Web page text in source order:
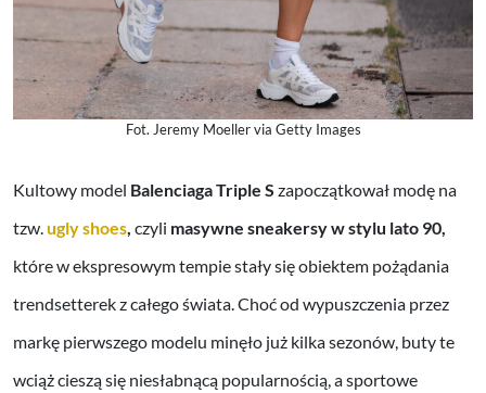
Fot. Jeremy Moeller via Getty Images
Kultowy model Balenciaga Triple S zapoczątkował modę na
tzw. ugly shoes czyli masywne sneakersy w stylu lato 90,
które w ekspresowym tempie stały się obiektem pożądania
trendsetterek z całego świata. Choć od wypuszczenia przez
markę pierwszego modelu minęło już kilka sezonów, buty te
wciąż cieszą się niesłabnącą popularnością, a sportowe